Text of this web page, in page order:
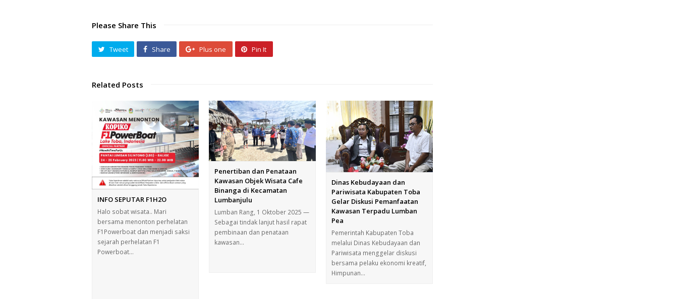
Please Share This
Tweet Share Plus one Pin It
Related Posts
INFO SEPUTAR F1H2O
Halo sobat wisata.. Mari
bersama menonton perhelatan
F1Powerboat dan menjadi saksi
sejarah perhelatan F1
Powerboat…
Penertiban dan Penataan
Kawasan Objek Wisata Cafe
Binanga di Kecamatan
Lumbanjulu
Lumban Rang, 1 Oktober 2025 —
Sebagai tindak lanjut hasil rapat
pembinaan dan penataan
kawasan…
Dinas Kebudayaan dan
Pariwisata Kabupaten Toba
Gelar Diskusi Pemanfaatan
Kawasan Terpadu Lumban
Pea
Pemerintah Kabupaten Toba
melalui Dinas Kebudayaan dan
Pariwisata menggelar diskusi
bersama pelaku ekonomi kreatif,
Himpunan…